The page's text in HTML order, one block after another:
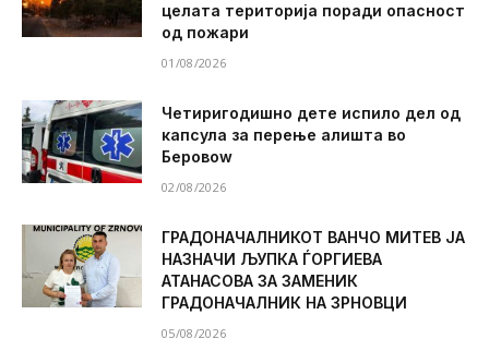
целата територија поради опасност
од пожари
01/08/2026
Четиригодишно дете испило дел од
капсула за перење алишта во
Беровоw
02/08/2026
ГРАДОНАЧАЛНИКОТ ВАНЧО МИТЕВ ЈА
НАЗНАЧИ ЉУПКА ЃОРГИЕВА
АТАНАСОВА ЗА ЗАМЕНИК
ГРАДОНАЧАЛНИК НА ЗРНОВЦИ
05/08/2026